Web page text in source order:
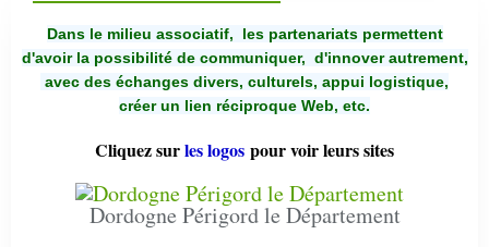
Dans le milieu associatif, les partenariats permettent
d'avoir la possibilité de communiquer, d'innover autrement,
avec des échanges divers, culturels, appui logistique,
créer un lien réciproque Web, etc.
Cliquez surles logos pour voir leurs sites
Dordogne Périgord le Département